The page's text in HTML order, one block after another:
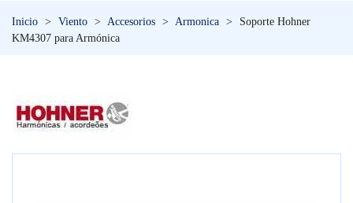
Inicio > Viento > Accesorios > Armonica >
Soporte Hohner
KM4307 para Armónica